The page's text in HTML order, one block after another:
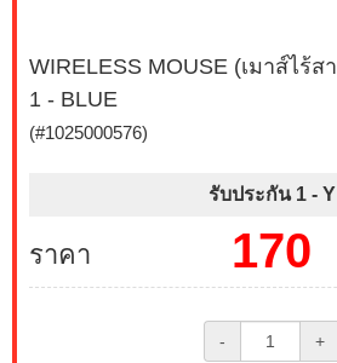
WIRELESS MOUSE (เมาส์ไร้ส
1 - BLUE
(#1025000576)
รับประกัน 1 - Y
ราคา 170
- +